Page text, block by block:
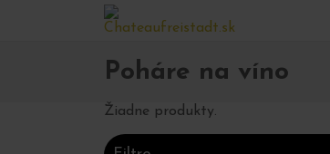
Domov
Poháre na víno
Žiadne produkty.